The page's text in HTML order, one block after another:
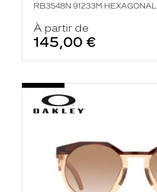
RB3548N 91233M HEXAGONAL
À partir de
145,00 €